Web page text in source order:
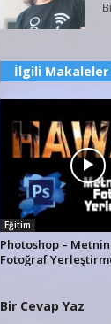
İlgili Makaleler
Eğitim
Photoshop –
Fotoğraf
Bir Cevap Yaz